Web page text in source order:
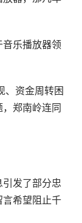
乐播放器领
、资金周转困
郑南岭连同
发了部分忠
言希望阻止千